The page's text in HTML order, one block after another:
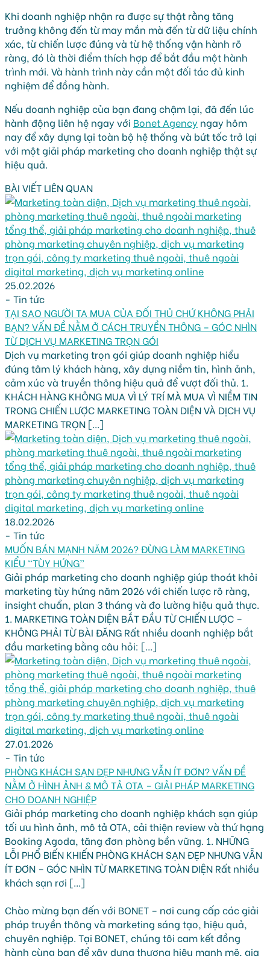
Khi doanh nghiệp nhận ra được sự thật rằng tăng
trưởng không đến từ may mắn mà đến từ dữ liệu chính
xác, từ chiến lược đúng và từ hệ thống vận hành rõ
ràng, đó là thời điểm thích hợp để bắt đầu một hành
trình mới. Và hành trình này cần một đối tác đủ kinh
nghiệm để đồng hành.
Nếu doanh nghiệp của bạn đang chậm lại, đã đến lúc
hành động liên hệ ngay với Bonet Agency ngay hôm
nay để xây dựng lại toàn bộ hệ thống và bứt tốc trở lại
với một giải pháp marketing cho doanh nghiệp thật sự
hiệu quả.
BÀI VIẾT LIÊN QUAN
25.02.2026
- Tin tức
TẠI SAO NGƯỜI TA MUA CỦA ĐỐI THỦ CHỨ KHÔNG PHẢI
BẠN? VẤN ĐỀ NẰM Ở CÁCH TRUYỀN THÔNG – GÓC NHÌN
TỪ DỊCH VỤ MARKETING TRỌN GÓI
Dịch vụ marketing trọn gói giúp doanh nghiệp hiểu
đúng tâm lý khách hàng, xây dựng niềm tin, hình ảnh,
cảm xúc và truyền thông hiệu quả để vượt đối thủ. 1.
KHÁCH HÀNG KHÔNG MUA VÌ LÝ TRÍ MÀ MUA VÌ NIỀM TIN
TRONG CHIẾN LƯỢC MARKETING TOÀN DIỆN VÀ DỊCH VỤ
MARKETING TRỌN [...]
18.02.2026
- Tin tức
MUỐN BÁN MẠNH NĂM 2026? ĐỪNG LÀM MARKETING
KIỂU “TÙY HỨNG”
Giải pháp marketing cho doanh nghiệp giúp thoát khỏi
marketing tùy hứng năm 2026 với chiến lược rõ ràng,
insight chuẩn, plan 3 tháng và đo lường hiệu quả thực.
1. MARKETING TOÀN DIỆN BẮT ĐẦU TỪ CHIẾN LƯỢC –
KHÔNG PHẢI TỪ BÀI ĐĂNG Rất nhiều doanh nghiệp bắt
đầu marketing bằng câu hỏi: [...]
27.01.2026
- Tin tức
PHÒNG KHÁCH SẠN ĐẸP NHƯNG VẪN ÍT ĐƠN? VẤN ĐỀ
NẰM Ở HÌNH ẢNH & MÔ TẢ OTA – GIẢI PHÁP MARKETING
CHO DOANH NGHIỆP
Giải pháp marketing cho doanh nghiệp khách sạn giúp
tối ưu hình ảnh, mô tả OTA, cải thiện review và thứ hạng
Booking Agoda, tăng đơn phòng bền vững. 1. NHỮNG
LỖI PHỔ BIẾN KHIẾN PHÒNG KHÁCH SẠN ĐẸP NHƯNG VẪN
ÍT ĐƠN – GÓC NHÌN TỪ MARKETING TOÀN DIỆN Rất nhiều
khách sạn rơi [...]
Chào mừng bạn đến với BONET – nơi cung cấp các giải
pháp truyền thông và marketing sáng tạo, hiệu quả,
chuyên nghiệp. Tại BONET, chúng tôi cam kết đồng
hành cùng bạn để xây dựng thương hiệu mạnh mẽ, gia